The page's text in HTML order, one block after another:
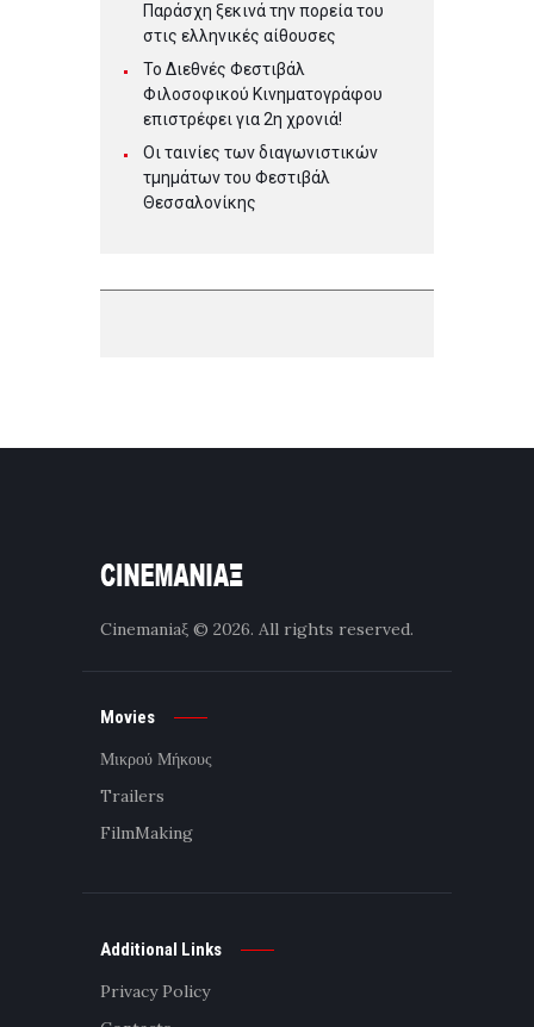
Παράσχη ξεκινά την πορεία του
στις ελληνικές αίθουσες
Το Διεθνές Φεστιβάλ
Φιλοσοφικού Κινηματογράφου
επιστρέφει για 2η χρονιά!
Οι ταινίες των διαγωνιστικών
τμημάτων του Φεστιβάλ
Θεσσαλονίκης
Cinemaniaξ © 2026. All rights reserved.
Movies
Μικρού Μήκους
Trailers
FilmMaking
Additional Links
Privacy Policy